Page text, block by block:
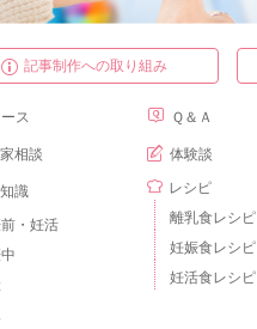
記事制作への取り組み
ス
相談
識
・妊活
Ｑ＆Ａ
体験談
レシピ
離乳食レシピ
妊娠食レシピ
妊活食レシピ